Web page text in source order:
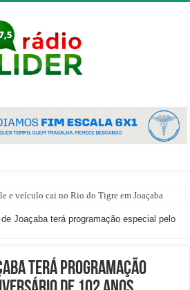
e veículo cai no Rio do Tigre em Joaçaba
Joaçaba terá programação especial pelo
terá programação